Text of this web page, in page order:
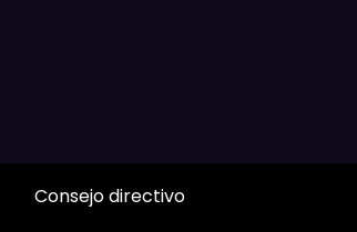
Consejo directivo